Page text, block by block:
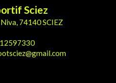
Sciez
74140 SCIEZ